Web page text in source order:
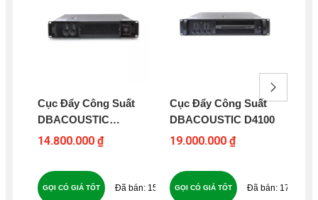
Cục Đẩy Công Suất
DBACOUSTIC
KD1200PRO
14.800.000 ₫
150
GỌI CÓ GIÁ TỐT
Cục Đẩy Công Suất
DBACOUSTIC D4100
19.000.000 ₫
172
GỌI CÓ GIÁ TỐT